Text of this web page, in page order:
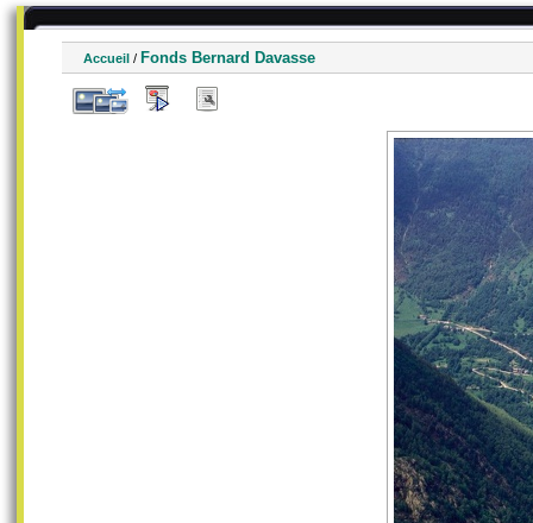
Accueil / Fonds Bernard Davasse